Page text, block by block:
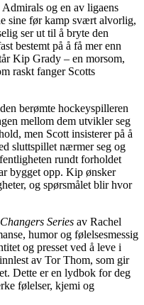
og en av ligaens
sine før kamp svært alvorlig,
ser ut til å bryte den
bestemt på å få mer enn
Kip Grady – en morsom,
raskt fanger Scotts
berømte hockeyspilleren
mellom dem utvikler seg
men Scott insisterer på å
sluttspillet nærmer seg og
rundt forholdet
bygget opp. Kip ønsker
og spørsmålet blir hvor
Series av Rachel
humor og følelsesmessig
og presset ved å leve i
av Tor Thom, som gir
Dette er en lydbok for deg
følelser, kjemi og